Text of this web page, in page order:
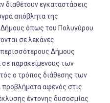
διαθέτουν εγκαταστάσεις
απόβλητα της
όπως του Πολυγύρου
σε λεκάνες
Δήμους
σε παρακείμενους των
ο τρόπος διάθεσης των
αφενός στις
έντονης δυσοσμίας